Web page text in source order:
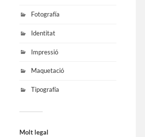
Fotografía
Identitat
Impressió
Maquetació
Tipografía
Molt legal